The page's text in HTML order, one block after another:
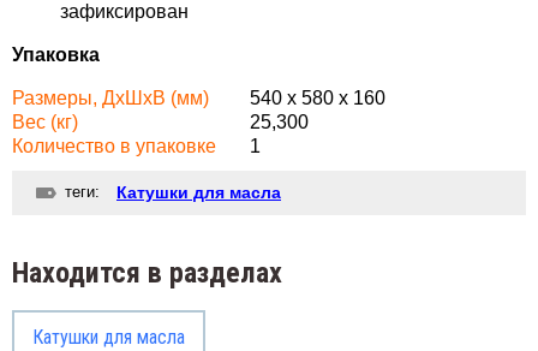
зафиксирован
Упаковка
Размеры, ДхШхВ (мм)
540 x 580 x 160
Вес (кг)
25,300
Количество в упаковке
1
теги: Катушки для масла
Находится в разделах
Катушки для масла